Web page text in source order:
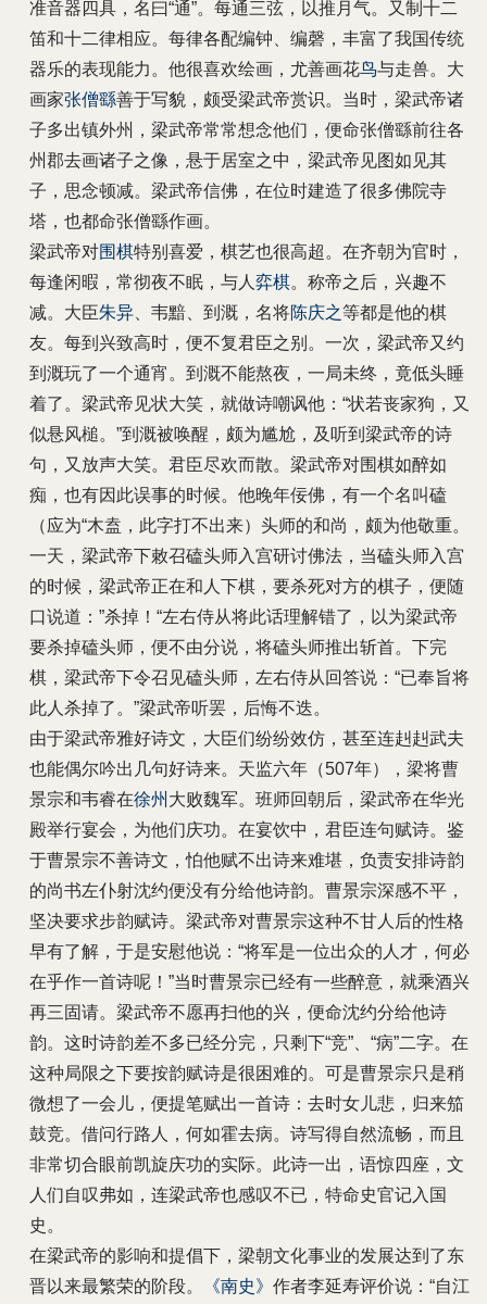
准音器四具，名曰“通”。每通三弦，以推月气。又制十二
笛和十二律相应。每律各配编钟、编磬，丰富了我国传统
器乐的表现能力。他很喜欢绘画，尤善画花鸟与走兽。大
画家张僧繇善于写貌，颇受梁武帝赏识。当时，梁武帝诸
子多出镇外州，梁武帝常常想念他们，便命张僧繇前往各
州郡去画诸子之像，悬于居室之中，梁武帝见图如见其
子，思念顿减。梁武帝信佛，在位时建造了很多佛院寺
塔，也都命张僧繇作画。
梁武帝对围棋特别喜爱，棋艺也很高超。在齐朝为官时，
每逢闲暇，常彻夜不眠，与人 弈棋。称帝之后，兴趣不
减。大臣朱异 、韦黯、到溉，名将陈庆之等都是他的棋
友。每到兴致高时，便不复君臣之别。一次，梁武帝又约
到溉玩了一个通宵。到溉不能熬夜，一局未终，竟低头睡
着了。梁武帝见状大笑，就做诗嘲讽他：“状若丧家狗，又
似悬风槌。”到溉被唤醒，颇为尴尬，及听到梁武帝的诗
句，又放声大笑。君臣尽欢而散。梁武帝对围棋如醉如
痴，也有因此误事的时候。他晚年佞佛，有一个名叫磕
（应为“木盍，此字打不出来）头师的和尚，颇为他敬重。
一天，梁武帝下敕召磕头师入宫研讨佛法，当磕头师入宫
的时候，梁武帝正在和人下棋，要杀死对方的棋子，便随
口说道：”杀掉！“左右侍从将此话理解错了，以为梁武帝
要杀掉磕头师，便不由分说，将磕头师推出斩首。下完
棋，梁武帝下令召见磕头师，左右侍从回答说：“已奉旨将
此人杀掉了。”梁武帝听罢，后悔不迭。
由于梁武帝雅好诗文，大臣们纷纷效仿，甚至连赳赳武夫
也能偶尔吟出几句好诗来。天监六年（507年），梁将曹
景宗和韦睿在徐州 大败魏军。班师回朝后，梁武帝在华光
殿举行宴会，为他们庆功。在宴饮中，君臣连句赋诗。鉴
于曹景宗不善诗文，怕他赋不出诗来难堪，负责安排诗韵
的尚书左仆射沈约便没有分给他诗韵。曹景宗深感不平，
坚决要求步韵赋诗。梁武帝对曹景宗这种不甘人后的性格
早有了解，于是安慰他说：“将军是一位出众的人才，何必
在乎作一首诗呢！”当时曹景宗已经有一些醉意，就乘酒兴
再三固请。梁武帝不愿再扫他的兴，便命沈约分给他诗
韵。这时诗韵差不多已经分完，只剩下“竞”、“病”二字。在
这种局限之下要按韵赋诗是很困难的。可是曹景宗只是稍
微想了一会儿，便提笔赋出一首诗：去时女儿悲，归来笳
鼓竞。借问行路人，何如霍去病。诗写得自然流畅，而且
非常切合眼前凯旋庆功的实际。此诗一出，语惊四座，文
人们自叹弗如，连梁武帝也感叹不已，特命史官记入国
史。
在梁武帝的影响和提倡下，梁朝文化事业的发展达到了东
晋以来最繁荣的阶段。
《南史》 作者李延寿评价说：“自江